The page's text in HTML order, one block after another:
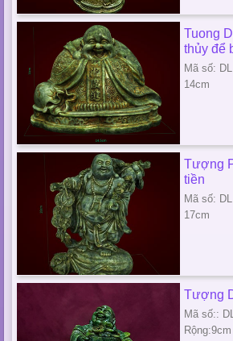
Tuong
thủy để
Mã số:
14cm
Tượng
tiền
Mã số:
17cm
Tượng
Mã số::
Rộng:9cm